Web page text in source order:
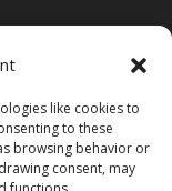
like cookies to
to these
browsing behavior or
consent, may